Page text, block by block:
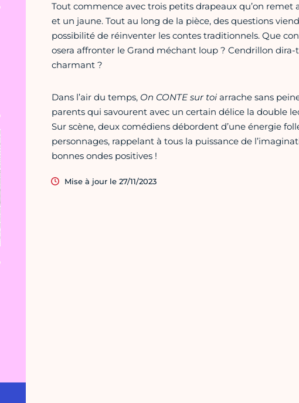
Tout commence avec trois petits drapeaux qu’on
et un jaune. Tout au long de la pièce, des questions
possibilité de réinventer les contes traditionnels. Que
osera affronter le Grand méchant loup ? Cendrillon
charmant ?
Dans l’air du temps, On CONTE sur toiarrache sans
parents qui savourent avec un certain délice la double
Sur scène, deux comédiens débordent d’une énergie
personnages, rappelant à tous la puissance de
bonnes ondes positives !
Mise à jour le 27/11/2023